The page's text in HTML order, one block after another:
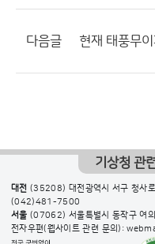
다음글
기상청 관
대전 (35208) 대전광역시 서구 청사
(042)481-7500
서울 (07062) 서울특별시 동작구 여
전자우편(웹사이트 관련 문의):